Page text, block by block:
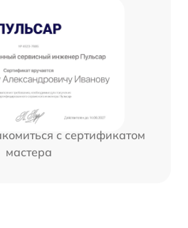
с сертификатом
мастера